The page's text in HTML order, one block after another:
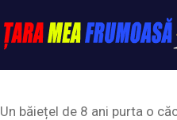
to
content
Un băiețel de 8 ani purta o